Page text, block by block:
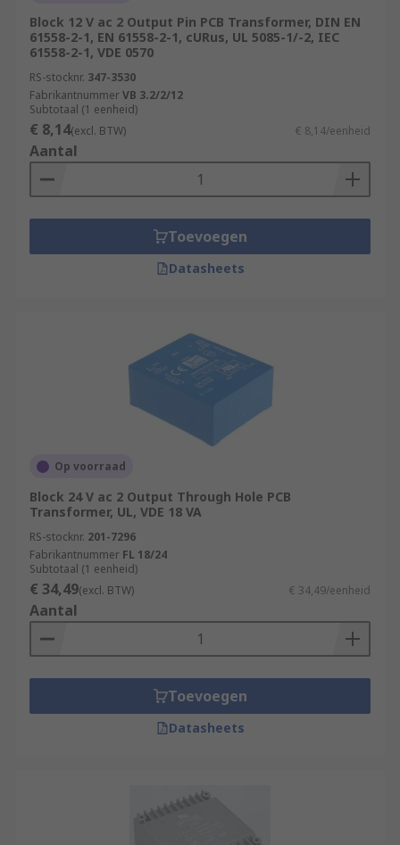
Block 12 V ac 2 Output Pin PCB Transformer, DIN EN
61558-2-1, EN 61558-2-1, cURus, UL 5085-1/-2, IEC
61558-2-1, VDE 0570
RS-stocknr. 347-3530
FabrikantnummerVB 3.2/2/12
Subtotaal (1 eenheid)
€ 8,14(excl. BTW) € 8,14/eenheid
Aantal
Toevoegen
Datasheets
Op voorraad
Block 24 V ac 2 Output Through Hole PCB
Transformer, UL, VDE 18 VA
RS-stocknr. 201-7296
Fabrikantnummer FL 18/24
Subtotaal (1 eenheid)
€ 34,49(excl. BTW) € 34,49/eenheid
Aantal
Toevoegen
Datasheets